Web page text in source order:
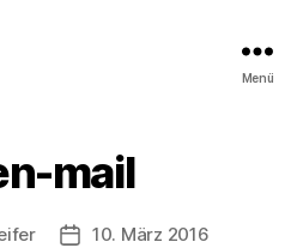
Menü
mail
Beitragsdatum
10. März 2016